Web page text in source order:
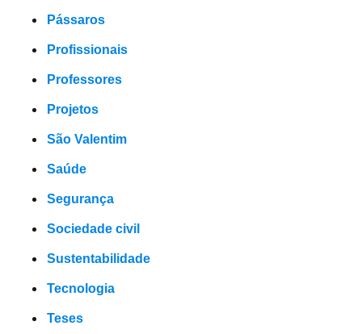
Pássaros
Profissionais
Professores
Projetos
São Valentim
Saúde
Segurança
Sociedade civil
Sustentabilidade
Tecnologia
Teses